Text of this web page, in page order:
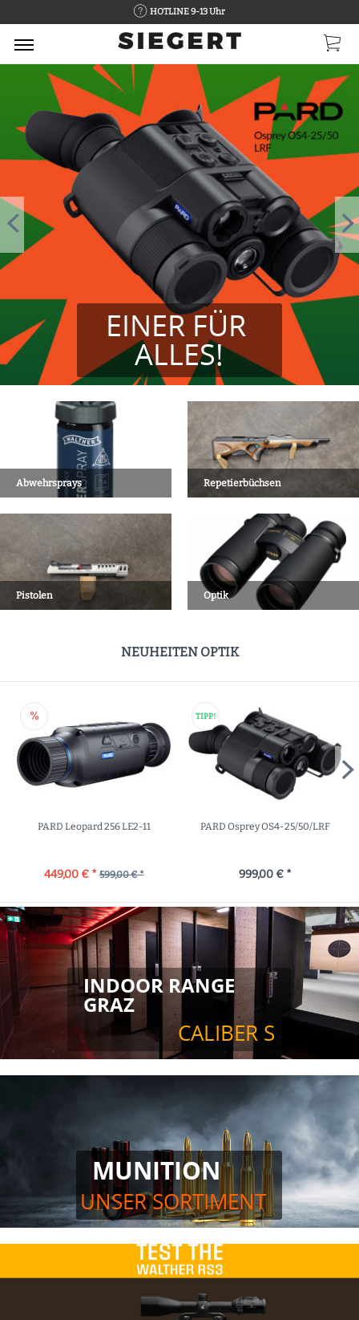
HOTLINE 9-13 Uhr
Optik
INDOOR RANGE
GRAZ
CALIBER S
MUNITION
UNSER SORTIMENT
EINER FÜR
ALLES!
NEUHEITEN OPTIK
PARD Leopard 256 LE2-11
449,00 € * 599,00 € *
TIPP!
PARD Osprey OS4-25/50/LRF
999,00 € *
Abwehrsprays Repetierbüchsen
Pistolen